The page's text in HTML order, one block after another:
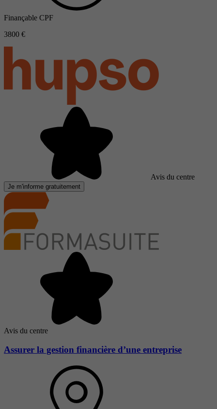
Finançable CPF
3800 €
Avis du centre
Je m'informe gratuitement
Avis du centre
Assurer la gestion financière d’une entreprise